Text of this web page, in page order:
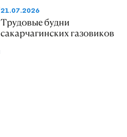
21.07.2026
Трудовые будни
сакарчагинских газовиков